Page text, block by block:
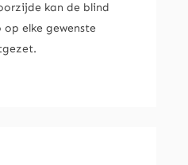
kan de blind
elke gewenste